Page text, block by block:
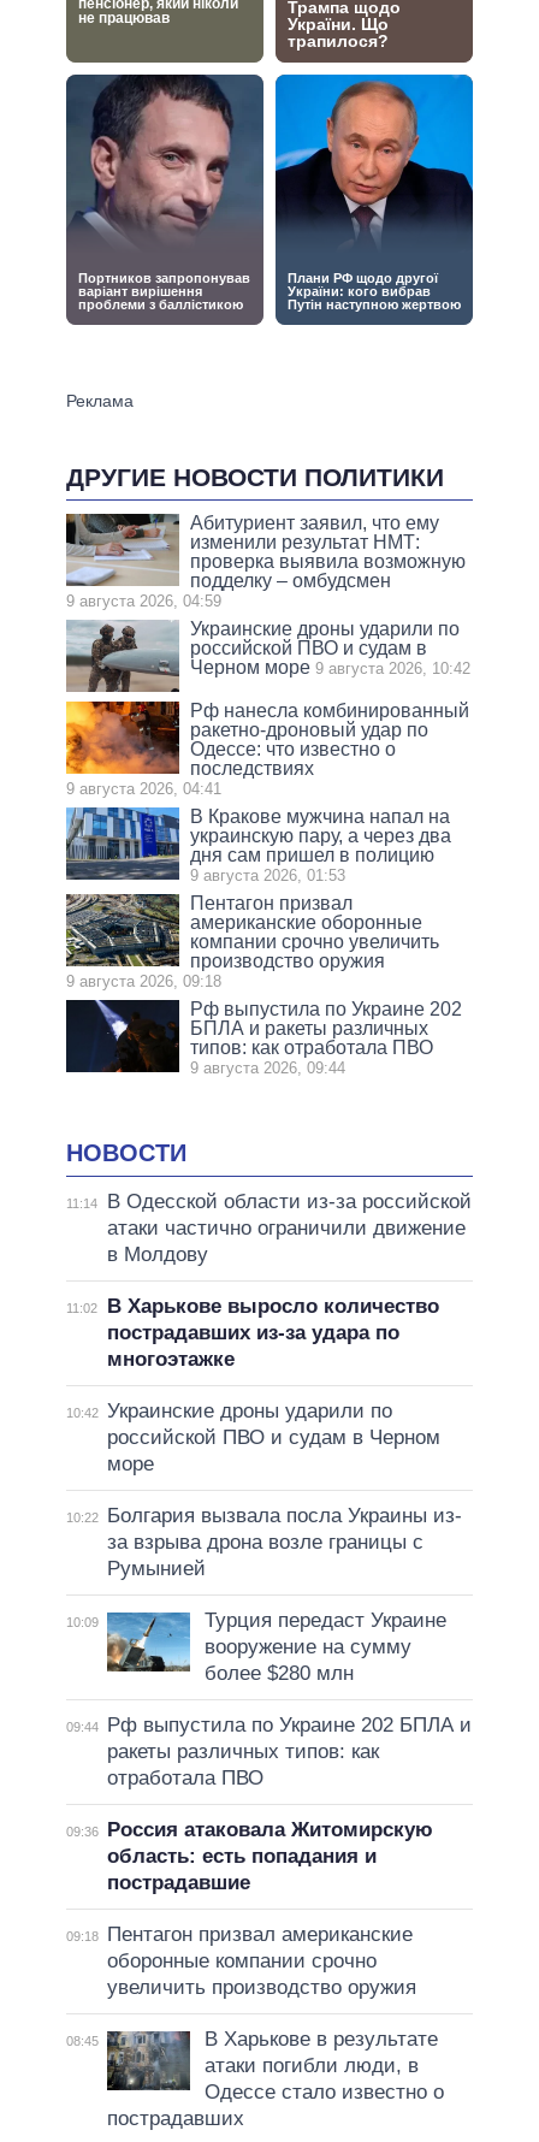
ДРУГИЕ НОВОСТИ ПОЛИТИКИ
Абитуриент заявил, что ему
изменили результат НМТ:
проверка выявила возможную
подделку – омбудсмен
9 августа 2026, 04:59
Украинские дроны ударили по
российской ПВО и судам в
Черном море 9 августа 2026, 10:42
Рф нанесла комбинированный
ракетно-дроновый удар по
Одессе: что известно о
последствиях
9 августа 2026, 04:41
В Кракове мужчина напал на
украинскую пару, а через два
дня сам пришел в полицию
9 августа 2026, 01:53
Пентагон призвал
американские оборонные
компании срочно увеличить
производство оружия
9 августа 2026, 09:18
Рф выпустила по Украине 202
БПЛА и ракеты различных
типов: как отработала ПВО
9 августа 2026, 09:44
НОВОСТИ
11:14
В Одесской области из-за российской
атаки частично ограничили движение
в Молдову
11:02
В Харькове выросло количество
пострадавших из-за удара по
многоэтажке
10:42 Украинские дроны ударили по
российской ПВО и судам в Черном
море
10:22
Болгария вызвала посла Украины из-
за взрыва дрона возле границы с
Румынией
10:09
Турция передаст Украине
вооружение на сумму
более $280 млн
09:44
Рф выпустила по Украине 202 БПЛА и
ракеты различных типов: как
отработала ПВО
09:36
Россия атаковала Житомирскую
область: есть попадания и
пострадавшие
09:18
Пентагон призвал американские
оборонные компании срочно
увеличить производство оружия
08:45
В Харькове в результате
атаки погибли люди, в
Одессе стало известно о
пострадавших